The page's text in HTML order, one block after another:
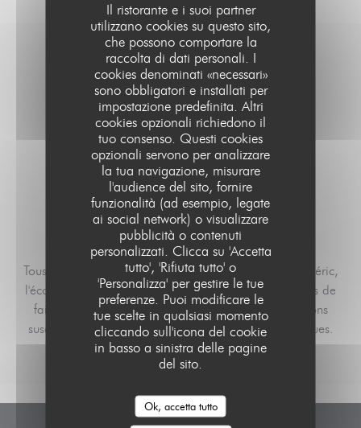
Il ristorante e i suoi partner
utilizzano cookies su questo sito,
che possono comportare la
raccolta di dati personali. I
cookies denominati «necessari»
sono obbligatori e installati per
impostazione predefinita. Altri
cookies opzionali richiedono il
tuo consenso. Questi cookies
opzionali servono per analizzare
la tua navigazione, misurare
l'audience del sito, fornire
funzionalità (ad esempio, legate
ai social network) o visualizzare
pubblicità o contenuti
personalizzati. Clicca su 'Accetta
tutto', 'Rifiuta tutto' o
'Personalizza' per gestire le tue
preferenze. Puoi modificare le
tue scelte in qualsiasi momento
cliccando sull'icona del cookie
in basso a sinistra delle pagine
del sito.
Ok, accetta tutto
MENUS DÎNERS
Informations disponibles dés septembre 2026
Tous les menus sont réalisés par les apprentis de Médéric,
l'école Hôtelière de Paris. Aussi, nous vous remercions de
faire preuve de compréhension face aux modifications
susceptibles d'intervenir pour des raisons pédagogiques.